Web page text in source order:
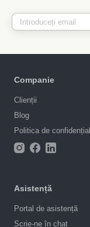
Companie
Clienții
Blog
Politica de
Asistență
Portal de asistență
Scrie-ne în chat